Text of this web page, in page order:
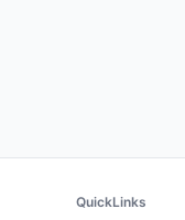
QuickLinks